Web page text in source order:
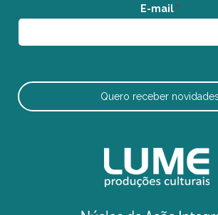
E-mail *
Quero receber novidades